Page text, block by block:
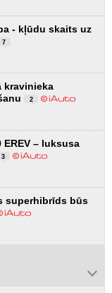
- kļūdu skaits uz
7
kravinieka
2
EREV – luksusa
3
superhibrīds būs